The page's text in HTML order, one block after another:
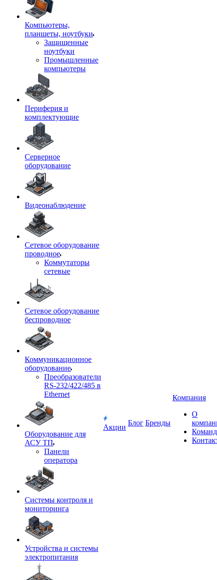
Компьютеры,
планшеты, ноутбуки
Защищенные
ноутбуки
Промышленные
компьютеры
Периферия и
комплектующие
Серверное
оборудование
Видеонаблюдение
Сетевое оборудование
проводное
Коммутаторы
сетевые
Сетевое оборудование
беспроводное
Коммуникационное
оборудование
Преобразователи
RS-232/422/485 в
Ethernet
Оборудование для
АСУ ТП
Панели
оператора
Системы контроля и
мониторинга
Устройства и системы
электропитания
Акции
Блог Бренды
Компания
О